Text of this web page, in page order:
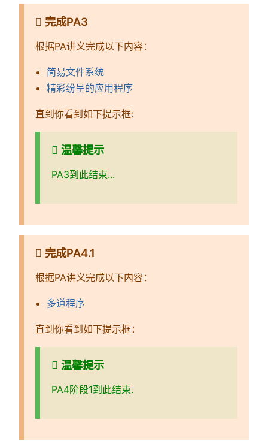
完成PA3
根据PA讲义完成以下内容：
简易文件系统
精彩纷呈的应用程序
直到你看到如下提示框:
温馨提示
PA3到此结束...
完成PA4.1
根据PA讲义完成以下内容：
多道程序
直到你看到如下提示框：
温馨提示
PA4阶段1到此结束.